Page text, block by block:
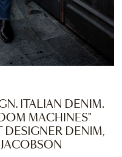
ITALIAN DENIM.
MACHINES"
DESIGNER DENIM,